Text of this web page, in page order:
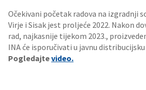
Očekivani početak radova na izgradnji
Virje i Sisak jest proljeće 2022. Nakon
rad, najkasnije tijekom 2023.,
INA će isporučivati u javnu
Pogledajtevideo.